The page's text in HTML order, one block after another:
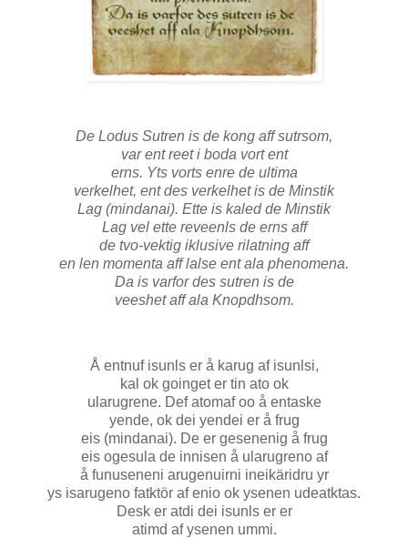
De Lodus Sutren is de kong aff sutrsom,
var ent reet i boda vort ent
erns. Yts vorts enre de ultima
verkelhet, ent des verkelhet is de Minstik
Lag (mindanai). Ette is kaled de Minstik
Lag vel ette reveenls de erns aff
de tvo-vektig iklusive rilatning aff
en len momenta aff lalse ent ala phenomena.
Da is varfor des sutren is de
veeshet aff ala Knopdhsom.
Å entnuf isunls er å karug af isunlsi,
kal ok goinget er tin ato ok
ularugrene. Def atomaf oo å entaske
yende, ok dei yendei er å frug
eis (mindanai). De er gesenenig å frug
eis ogesula de innisen å ularugreno af
å funuseneni arugenuirni ineikäridru yr
ys isarugeno fatktör af enio ok ysenen udeatktas.
Desk er atdi dei isunls er er
atimd af ysenen ummi.